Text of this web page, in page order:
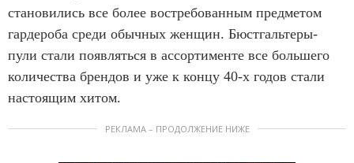
становились все более востребованным предметом
гардероба среди обычных женщин. Бюстгальтеры-
пули стали появляться в ассортименте все большего
количества брендов и уже к концу 40-х годов стали
настоящим хитом.
РЕКЛАМА – ПРОДОЛЖЕНИЕ НИЖЕ